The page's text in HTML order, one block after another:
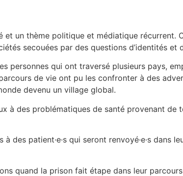
et un thème politique et médiatique
secouées par des questions d’identités et
personnes qui ont traversé plusieurs pays,
de vie ont pu les confronter à des
devenu un village global.
à des problématiques de santé provenant de
des patient·e·s qui seront renvoyé·e·s dans
quand la prison fait étape dans leur